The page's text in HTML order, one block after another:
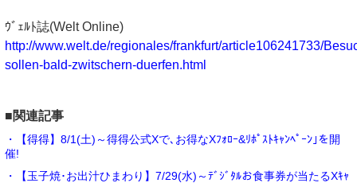
ｳﾞｪﾙﾄ誌(Welt Online)
http://www.welt.de/regionales/frankfurt/article106241733/
sollen-bald-zwitschern-duerfen.html
■関連記事
・【得得】8/1(土)～得得公式Xで､お得なXﾌｫﾛｰ&ﾘﾎﾟｽﾄｷｬﾝﾍﾟｰﾝ｣を開
催!
・【玉子焼･お出汁ひまわり】7/29(水)～ﾃﾞｼﾞﾀﾙお食事券が当たるXｷｬ